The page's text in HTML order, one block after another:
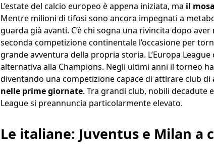
L’estate del calcio europeo è appena iniziata, ma il
Mentre milioni di tifosi sono ancora impegnati a
guarda già avanti. C’è chi sogna una rivincita dopo
seconda competizione continentale l’occasione per
grande avventura della propria storia. L’Europa
alternativa alla Champions. Negli ultimi anni il torneo
diventando una competizione capace di attirare club di
nelle prime giornate. Tra grandi club, nobili decadute
League si preannuncia particolarmente elevato.
Le italiane: Juventus e Milan a